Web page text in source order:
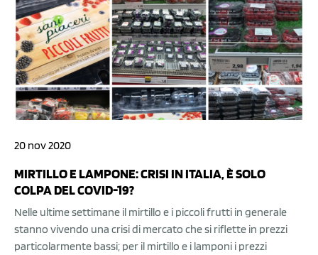
20 nov 2020
MIRTILLO E LAMPONE: CRISI IN ITALIA, È SOLO
COLPA DEL COVID-19?
Nelle ultime settimane il mirtillo e i piccoli frutti in generale
stanno vivendo una crisi di mercato che si riflette in prezzi
particolarmente bassi; per il mirtillo e i lamponi i prezzi